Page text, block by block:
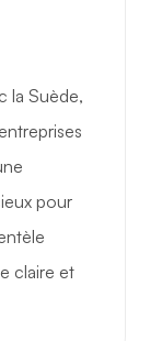
la Suède,
pour
claire et